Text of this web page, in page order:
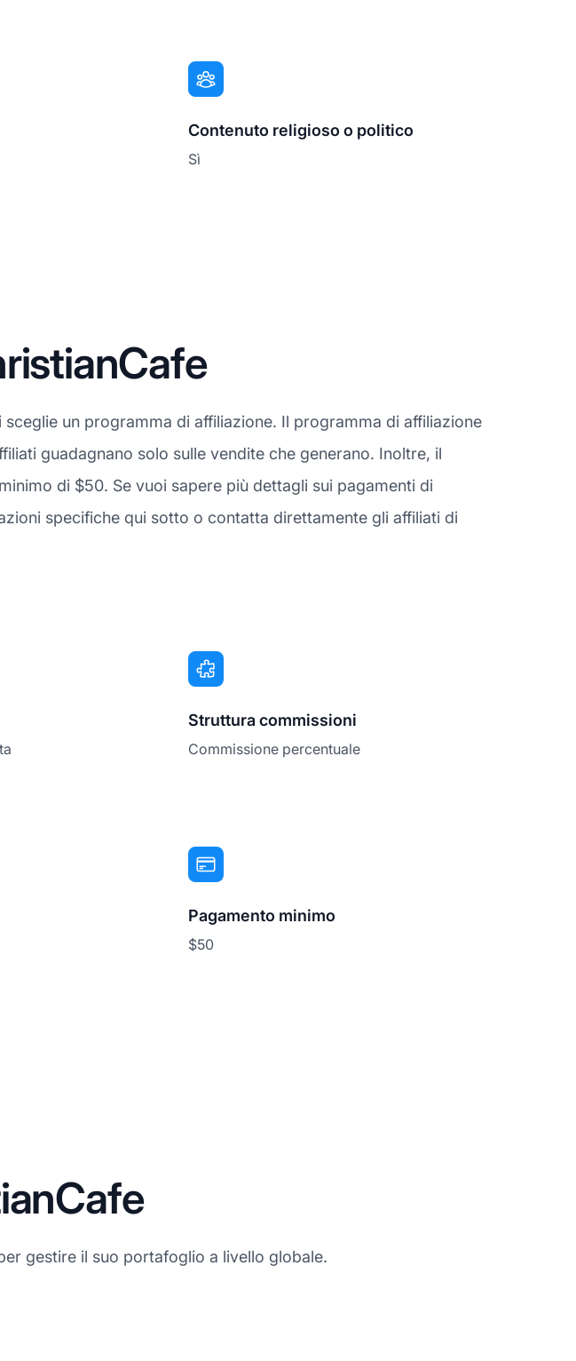
Contenuto religioso o politico
Sì
un programma di affiliazione. Il programma di affiliazione
guadagnano solo sulle vendite che generano. Inoltre, il
di $50. Se vuoi sapere più dettagli sui pagamenti di
specifiche qui sotto o contatta direttamente gli affiliati di
Struttura commissioni
Commissione percentuale
Pagamento minimo
$50
gestire il suo portafoglio a livello globale.